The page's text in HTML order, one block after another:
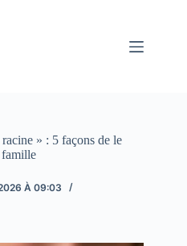
» : 5 façons de le
famille
À 09:03